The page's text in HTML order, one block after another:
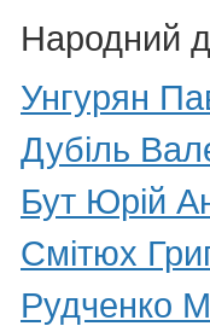
Народний
Унгурян
Дубіль
Бут Юрій
Смітюх
Рудченко